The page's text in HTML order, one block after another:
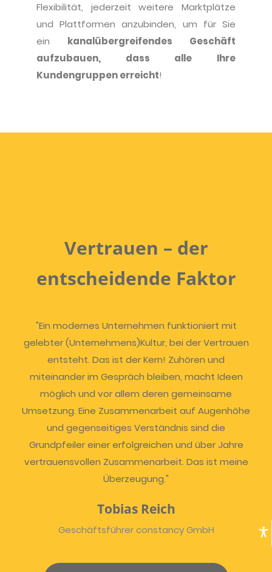
Flexibilität, jederzeit weitere Marktplätze
und Plattformen anzubinden, um für Sie
ein kanalübergreifendes Geschäft
aufzubauen, dass alle Ihre
Kundengruppen erreicht!
Vertrauen – der
entscheidende Faktor
"Ein modernes Unternehmen funktioniert mit
gelebter (Unternehmens)Kultur, bei der Vertrauen
entsteht. Das ist der Kern! Zuhören und
miteinander im Gespräch bleiben, macht Ideen
möglich und vor allem deren gemeinsame
Umsetzung. Eine Zusammenarbeit auf Augenhöhe
und gegenseitiges Verständnis sind die
Grundpfeiler einer erfolgreichen und über Jahre
vertrauensvollen Zusammenarbeit. Das ist meine
Überzeugung."
Tobias Reich
Geschäftsführer constancy GmbH